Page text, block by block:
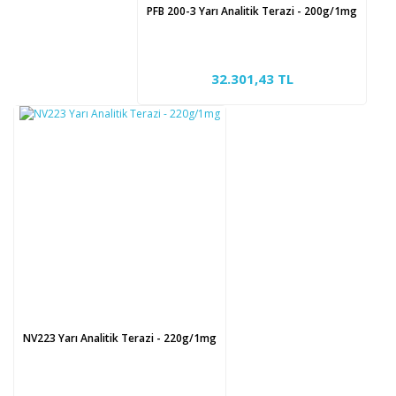
PFB 200-3 Yarı Analitik Terazi - 200g/1mg
32.301,43 TL
NV223 Yarı Analitik Terazi - 220g/1mg